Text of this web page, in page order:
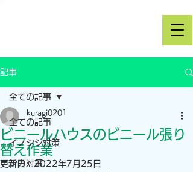
記事
全ての記事
イノシシ対策
シカ対策
全ての記事
ビニールハウスのビニール張り
替え作業
kuragi0201
更新日：2022年7月25日